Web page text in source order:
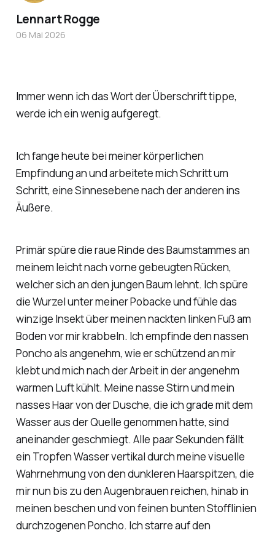
Immer wenn ich das Wort der Überschrift tippe,
werde ich ein wenig aufgeregt.
Ich fange heute bei meiner körperlichen
Empfindung an und arbeitete mich Schritt um
Schritt, eine Sinnesebene nach der anderen ins
Äußere.
Primär spüre die raue Rinde des Baumstammes an
meinem leicht nach vorne gebeugten Rücken,
welcher sich an den jungen Baum lehnt. Ich spüre
die Wurzel unter meiner Pobacke und fühle das
winzige Insekt über meinen nackten linken Fuß am
Boden vor mir krabbeln. Ich empfinde den nassen
Poncho als angenehm, wie er schützend an mir
klebt und mich nach der Arbeit in der angenehm
warmen Luft kühlt. Meine nasse Stirn und mein
nasses Haar von der Dusche, die ich grade mit dem
Wasser aus der Quelle genommen hatte, sind
aneinander geschmiegt. Alle paar Sekunden fällt
ein Tropfen Wasser vertikal durch meine visuelle
Wahrnehmung von den dunkleren Haarspitzen, die
mir nun bis zu den Augenbrauen reichen, hinab in
meinen beschen und von feinen bunten Stofflinien
durchzogenen Poncho. Ich starre auf den
Lennart Rogge
06 Mai 2026